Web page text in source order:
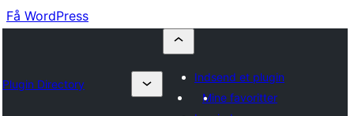
Få WordPress
Plugin Directory
Indsend et plugin
Mine favoritter